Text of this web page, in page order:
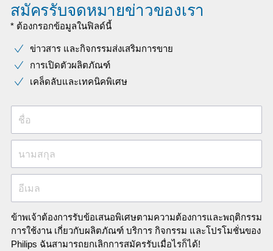
สมัครรับจดหมายข่าวของเรา
* ต้องกรอกข้อมูลในฟิลด์นี้
ข่าวสาร และกิจกรรมส่งเสริมการขาย
การเปิดตัวผลิตภัณฑ์
เคล็ดลับและเทคนิคพิเศษ
ชื่อ
นามสกุล
อีเมล
ข้าพเจ้าต้องการรับข้อเสนอพิเศษตามความต้องการและพฤติกรรม
การใช้งาน เกี่ยวกับผลิตภัณฑ์ บริการ กิจกรรม และโปรโมชั่นของ
Philips ฉันสามารถยกเลิกการสมัครรับเมื่อไรก็ได้!